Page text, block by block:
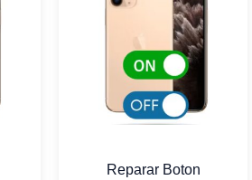
Reparar Boton